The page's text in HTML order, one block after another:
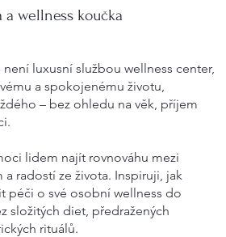
a wellness koučka
není luxusní službou wellness center,
a spokojenému životu,
– bez ohledu na věk, příjem
lidem najít rovnováhu mezi
radostí ze života. Inspiruji, jak
péči o své osobní wellness do
složitých diet, předražených
rituálů.